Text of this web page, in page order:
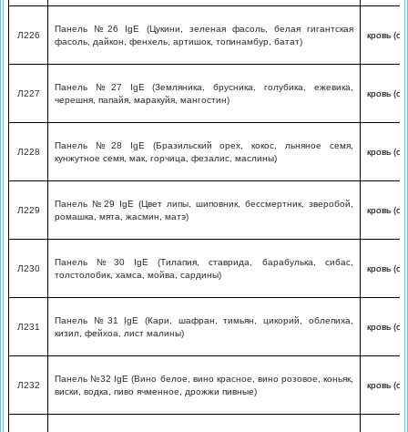
Л226
Панель №26 IgE (Цукини, зеленая фасоль, белая гигантская
фасоль, дайкон, фенхель, артишок, топинамбур, батат)
кровь
Л227
Панель №27 IgE (Земляника, брусника, голубика, ежевика,
черешня, папайя, маракуйя, мангостин)
кровь
Л228
Панель №28 IgE (Бразильский орех, кокос, льняное семя,
кунжутное семя, мак, горчица, фезалис, маслины)
кровь
Л229
Панель №29 IgE (Цвет липы, шиповник, бессмертник, зверобой,
ромашка, мята, жасмин, матэ)
кровь
Л230
Панель №30 IgE (Тилапия, ставрида, барабулька, сибас,
толстолобик, хамса, мойва, сардины)
кровь
Л231
Панель №31 IgE (Кари, шафран, тимьян, цикорий, облепиха,
кизил, фейхоа, лист малины)
кровь
Л232
Панель №32 IgE (Вино белое, вино красное, вино розовое, коньяк,
виски, водка, пиво ячменное, дрожжи пивные)
кровь